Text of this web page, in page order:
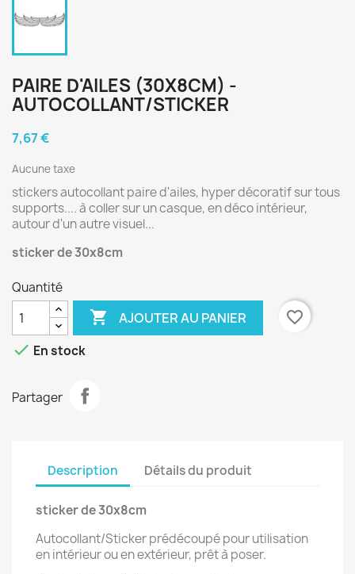
PAIRE D'AILES (30X8CM) -
AUTOCOLLANT/STICKER
7,67 €
Aucune taxe
stickers autocollant paire d'ailes, hyper décoratif sur tous
supports.... à coller sur un casque, en déco intérieur,
autour d'un autre visuel...
sticker de 30x8cm
Quantité
 AJOUTER AU PANIER
favorite_border
 En stock
Partager
Description Détails du produit
sticker de 30x8cm
Autocollant/Sticker prédécoupé pour utilisation
en intérieur ou en extérieur, prêt à poser.